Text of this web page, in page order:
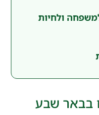
ולחיות
בבאר שבע